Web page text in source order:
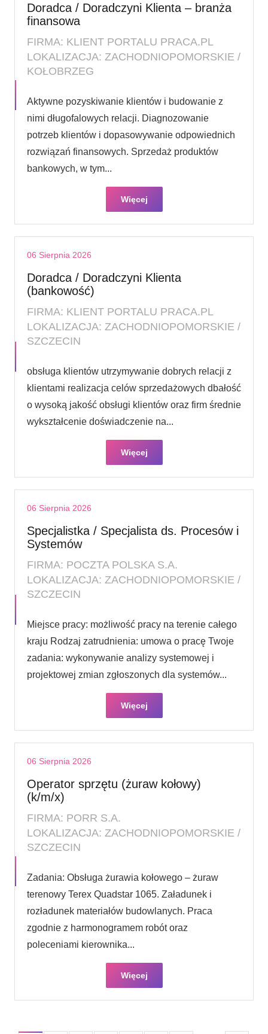
Doradca / Doradczyni Klienta – branża
finansowa
FIRMA: KLIENT PORTALU PRACA.PL
LOKALIZACJA: ZACHODNIOPOMORSKIE /
KOŁOBRZEG
Aktywne pozyskiwanie klientów i budowanie z
nimi długofalowych relacji. Diagnozowanie
potrzeb klientów i dopasowywanie odpowiednich
rozwiązań finansowych. Sprzedaż produktów
bankowych, w tym...
Więcej
06 Sierpnia 2026
Doradca / Doradczyni Klienta
(bankowość)
FIRMA: KLIENT PORTALU PRACA.PL
LOKALIZACJA: ZACHODNIOPOMORSKIE /
SZCZECIN
obsługa klientów utrzymywanie dobrych relacji z
klientami realizacja celów sprzedażowych dbałość
o wysoką jakość obsługi klientów oraz firm średnie
wykształcenie doświadczenie na...
Więcej
06 Sierpnia 2026
Specjalistka / Specjalista ds. Procesów i
Systemów
FIRMA: POCZTA POLSKA S.A.
LOKALIZACJA: ZACHODNIOPOMORSKIE /
SZCZECIN
Miejsce pracy: możliwość pracy na terenie całego
kraju Rodzaj zatrudnienia: umowa o pracę Twoje
zadania: wykonywanie analizy systemowej i
projektowej zmian zgłoszonych dla systemów...
Więcej
06 Sierpnia 2026
Operator sprzętu (żuraw kołowy)
(k/m/x)
FIRMA: PORR S.A.
LOKALIZACJA: ZACHODNIOPOMORSKIE /
SZCZECIN
Zadania: Obsługa żurawia kołowego – żuraw
terenowy Terex Quadstar 1065. Załadunek i
rozładunek materiałów budowlanych. Praca
zgodnie z harmonogramem robót oraz
poleceniami kierownika...
Więcej